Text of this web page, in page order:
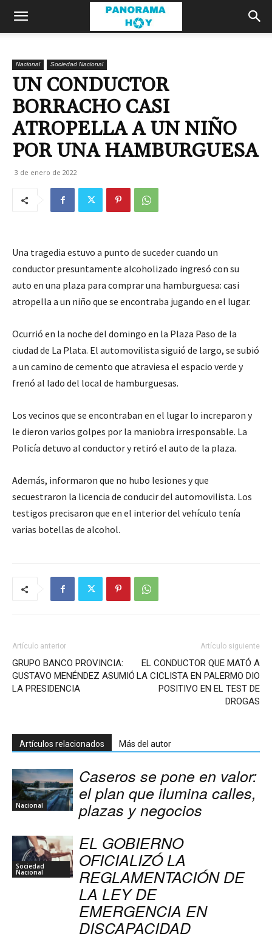
Nacional Sociedad Nacional
UN CONDUCTOR
BORRACHO CASI
ATROPELLA A UN NIÑO
POR UNA HAMBURGUESA
3 de enero de 2022
Una tragedia estuvo a punto de suceder cuando un
conductor presuntamente alcoholizado ingresó con su
auto en una plaza para comprar una hamburguesa: casi
atropella a un niño que se encontraba jugando en el lugar.
Ocurrió en la noche del domingo en la Plaza Paso de la
ciudad de La Plata. El automovilista siguió de largo, se subió
a un camino de cemento que atraviesa el espacio verde y
frenó al lado del local de hamburguesas.
Los vecinos que se encontraban en el lugar lo increparon y
le dieron varios golpes por la maniobra irresponsable. La
Policía detuvo al conductor y retiró el auto de la plaza.
Además, informaron que no hubo lesiones y que
secuestraron la licencia de conducir del automovilista. Los
testigos precisaron que en el interior del vehículo tenía
varias botellas de alcohol.
Artículo anterior
GRUPO BANCO PROVINCIA:
GUSTAVO MENÉNDEZ ASUMIÓ
LA PRESIDENCIA
Artículo siguiente
EL CONDUCTOR QUE MATÓ A
LA CICLISTA EN PALERMO DIO
POSITIVO EN EL TEST DE
DROGAS
Artículos relacionados Más del autor
Nacional
Caseros se pone en valor:
el plan que ilumina calles,
plazas y negocios
Sociedad
Nacional
EL GOBIERNO
OFICIALIZÓ LA
REGLAMENTACIÓN DE
LA LEY DE
EMERGENCIA EN
DISCAPACIDAD